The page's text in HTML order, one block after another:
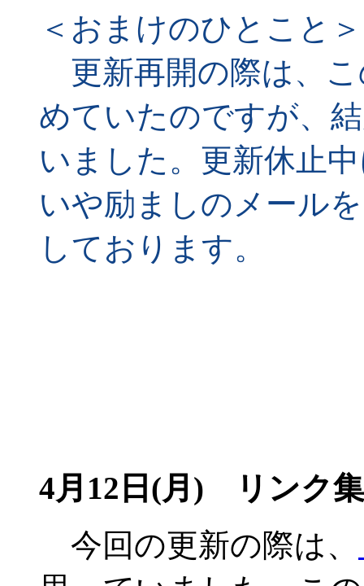
＜おまけのひとこと＞
更新再開の際は、
めていたのですが、
いました。更新休止
いや励ましのメール
しております。
4月12日(月) リンク
今回の更新の際は、